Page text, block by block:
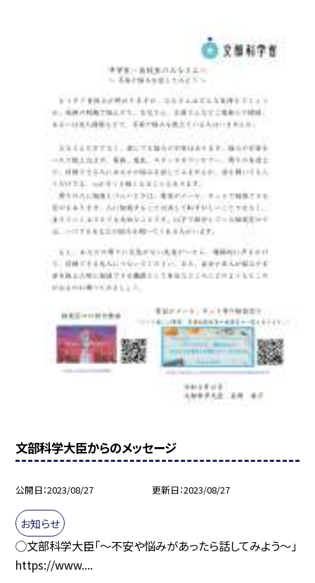
文部科学大臣からのメッセージ
公開日 2023/08/27 更新日 2023/08/27
お知らせ
◯文部科学大臣「〜不安や悩みがあったら話してみよう〜」
https://www....